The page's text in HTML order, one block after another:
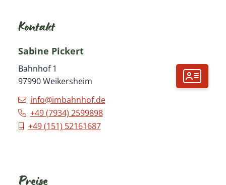
Kontakt
Sabine Pickert
Bahnhof 1
97990 Weikersheim
info@imbahnhof.de
+49 (7934) 2599898
+49 (151) 52161687